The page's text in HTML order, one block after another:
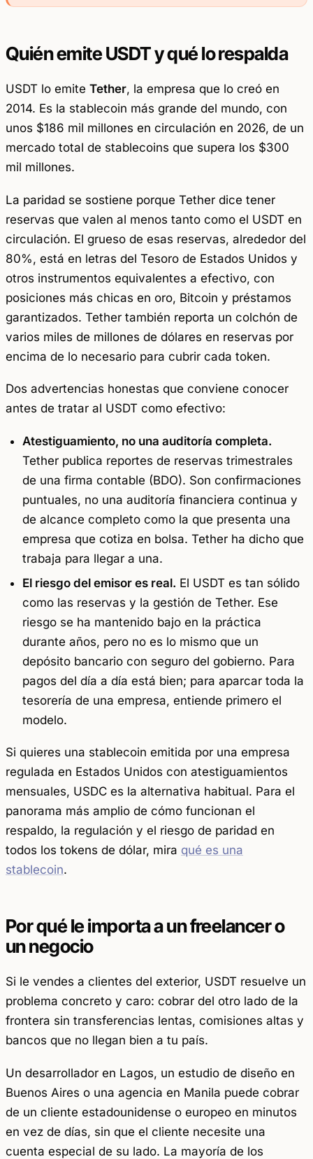
Quién emite USDT y qué lo respalda
USDT lo emite Tether, la empresa que lo creó en
2014. Es la stablecoin más grande del mundo, con
unos $186 mil millones en circulación en 2026, de un
mercado total de stablecoins que supera los $300
mil millones.
La paridad se sostiene porque Tether dice tener
reservas que valen al menos tanto como el USDT en
circulación. El grueso de esas reservas, alrededor del
80%, está en letras del Tesoro de Estados Unidos y
otros instrumentos equivalentes a efectivo, con
posiciones más chicas en oro, Bitcoin y préstamos
garantizados. Tether también reporta un colchón de
varios miles de millones de dólares en reservas por
encima de lo necesario para cubrir cada token.
Dos advertencias honestas que conviene conocer
antes de tratar al USDT como efectivo:
Atestiguamiento, no una auditoría completa.
Tether publica reportes de reservas trimestrales
de una firma contable (BDO). Son confirmaciones
puntuales, no una auditoría financiera continua y
de alcance completo como la que presenta una
empresa que cotiza en bolsa. Tether ha dicho que
trabaja para llegar a una.
El riesgo del emisor es real. El USDT es tan sólido
como las reservas y la gestión de Tether. Ese
riesgo se ha mantenido bajo en la práctica
durante años, pero no es lo mismo que un
depósito bancario con seguro del gobierno. Para
pagos del día a día está bien; para aparcar toda la
tesorería de una empresa, entiende primero el
modelo.
Si quieres una stablecoin emitida por una empresa
regulada en Estados Unidos con atestiguamientos
mensuales, USDC es la alternativa habitual. Para el
panorama más amplio de cómo funcionan el
respaldo, la regulación y el riesgo de paridad en
todos los tokens de dólar, mira qué es una
stablecoin.
Por qué le importa a un freelancer o
un negocio
Si le vendes a clientes del exterior, USDT resuelve un
problema concreto y caro: cobrar del otro lado de la
frontera sin transferencias lentas, comisiones altas y
bancos que no llegan bien a tu país.
Un desarrollador en Lagos, un estudio de diseño en
Buenos Aires o una agencia en Manila puede cobrar
de un cliente estadounidense o europeo en minutos
en vez de días, sin que el cliente necesite una
cuenta especial de su lado. La mayoría de los